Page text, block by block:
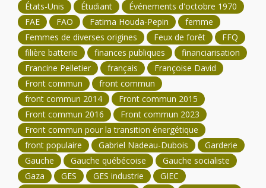
États-Unis
Étudiant
Événements d'octobre 1970
FAE
FAO Fatima Houda-Pepin
femme
Femmes de diverses origines
Feux de forêt
FFQ
filière batterie
finances publiques
financiarisation
Francine Pelletier
français
Françoise David
Front commun
front commun
front commun 2014
Front commun 2015
Front commun 2016
Front commun 2023
Front commun pour la transition énergétique
front populaire
Gabriel Nadeau-Dubois
Garderie
Gauche
Gauche québécoise
Gauche socialiste
Gaza
GES GES industrie
GIEC